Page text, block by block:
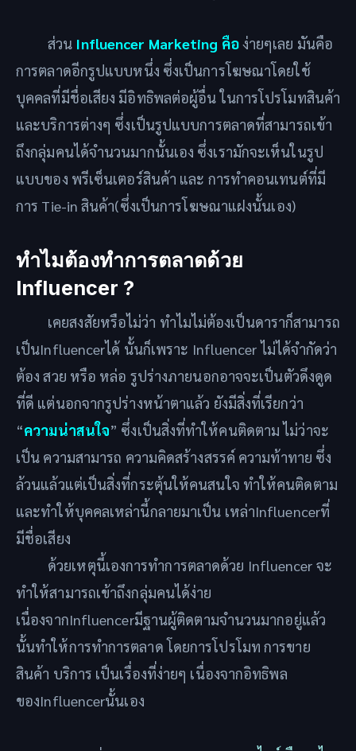
ส่วน Influencer Marketing คือง่ายๆเลย มันคือ
การตลาดอีกรูปแบบหนึ่ง ซึ่งเป็นการโฆษณาโดยใช้
บุคคลที่มีชื่อเสียง มีอิทธิพลต่อผู้อื่น ในการโปรโมทสินค้า
และบริการต่างๆ ซึ่งเป็นรูปแบบการตลาดที่สามารถเข้า
ถึงกลุ่มคนได้จำนวนมากนั้นเอง ซึ่งเรามักจะเห็นในรูป
แบบของ พรีเซ็นเตอร์สินค้า และ การทำคอนเทนต์ที่มี
การ Tie-in สินค้า(ซึ่งเป็นการโฆษณาแฝงนั้นเอง)
ทำไมต้องทำการตลาดด้วย
Influencer ?
เคยสงสัยหรือไม่ว่า ทำไมไม่ต้องเป็นดาราก็สามารถ
เป็นInfluencerได้ นั้นก็เพราะ Influencer ไม่ได้จำกัดว่า
ต้อง สวย หรือ หล่อ รูปร่างภายนอกอาจจะเป็นตัวดึงดูด
ที่ดี แต่นอกจากรูปร่างหน้าตาแล้ว ยังมีสิ่งที่เรียกว่า
“ความน่าสนใจ” ซึ่งเป็นสิ่งที่ทำให้คนติดตาม ไม่ว่าจะ
เป็น ความสามารถ ความคิดสร้างสรรค์ ความท้าทาย ซึ่ง
ล้วนแล้วแต่เป็นสิ่งที่กระตุ้นให้คนสนใจ ทำให้คนติดตาม
และทำให้บุคคลเหล่านี้กลายมาเป็น เหล่าInfluencerที่
มีชื่อเสียง
ด้วยเหตุนี้เองการทำการตลาดด้วย Influencer จะ
ทำให้สามารถเข้าถึงกลุ่มคนได้ง่าย
เนื่องจากInfluencerมีฐานผู้ติดตามจำนวนมากอยู่แล้ว
นั้นทำให้การทำการตลาด โดยการโปรโมท การขาย
สินค้า บริการ เป็นเรื่องที่ง่ายๆ เนื่องจากอิทธิพล
ของInfluencerนั้นเอง